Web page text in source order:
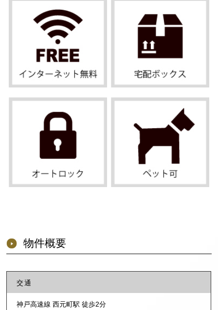
物件概要
交通
神戸高速線 西元町駅 徒歩2分